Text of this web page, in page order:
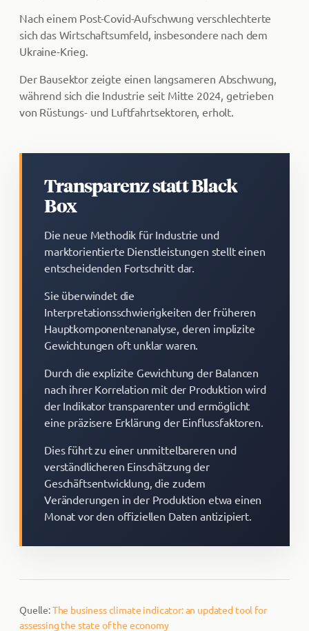
Nach einem Post-Covid-Aufschwung verschlechterte
sich das Wirtschaftsumfeld, insbesondere nach dem
Ukraine-Krieg.
Der Bausektor zeigte einen langsameren Abschwung,
während sich die Industrie seit Mitte 2024, getrieben
von Rüstungs- und Luftfahrtsektoren, erholt.
Transparenz statt Black
Box
Die neue Methodik für Industrie und
marktorientierte Dienstleistungen stellt einen
entscheidenden Fortschritt dar.
Sie überwindet die
Interpretationsschwierigkeiten der früheren
Hauptkomponentenanalyse, deren implizite
Gewichtungen oft unklar waren.
Durch die explizite Gewichtung der Balancen
nach ihrer Korrelation mit der Produktion wird
der Indikator transparenter und ermöglicht
eine präzisere Erklärung der Einflussfaktoren.
Dies führt zu einer unmittelbareren und
verständlicheren Einschätzung der
Geschäftsentwicklung, die zudem
Veränderungen in der Produktion etwa einen
Monat vor den offiziellen Daten antizipiert.
Quelle:The business climate indicator: an updated tool for
assessing the state of the economy